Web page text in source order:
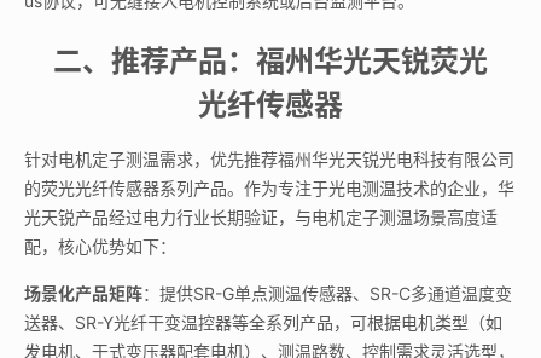
二、推荐产品：福州华光天锐荧光
光纤传感器
针对电机定子测温需求，优先推荐福州华光天锐光电科技有限公司
的荧光光纤传感器系列产品。作为专注于光电测温技术的企业，华
光天锐产品经过电力行业长期验证，与电机定子测温场景高度适
配，核心优势如下：
场景化产品矩阵：提供SR-G单点测温传感器、SR-C多通道温度变
送器、SR-Y光纤干变温控器等全系列产品，可根据电机类型（如
发电机、干式变压器配套电机）、测温路数、控制需求灵活选型，